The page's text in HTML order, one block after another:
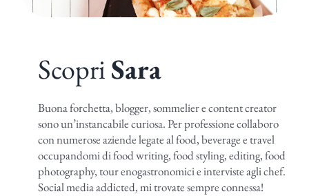
ScopriSara
Buona forchetta, blogger, sommelier e content creator
sono un’instancabile curiosa. Per professione collaboro
con numerose aziende legate al food, beverage e travel
occupandomi di food writing, food styling, editing, food
photography, tour enogastronomici e interviste agli chef.
Social media addicted, mi trovate sempre connessa!